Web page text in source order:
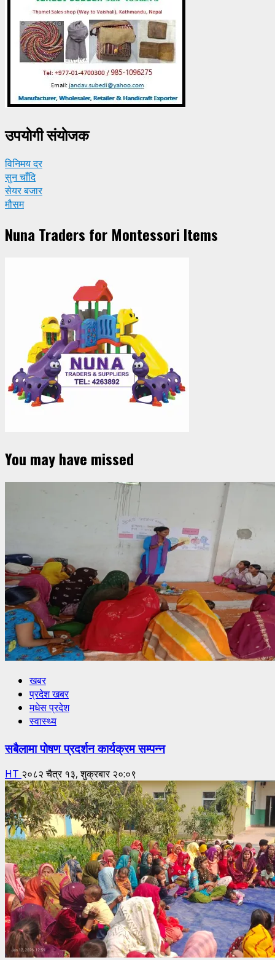
उपयाेगी संयाेजक
विनिमय दर
सुन चाँदि
सेयर बजार
मौसम
Nuna Traders for Montessori Items
You may have missed
खबर
प्रदेश खबर
मधेस प्रदेश
स्वास्थ्य
सबैलामा पोषण प्रदर्शन कार्यक्रम सम्पन्न
HT २०८२ चैत्र १३, शुक्रबार २०:०९